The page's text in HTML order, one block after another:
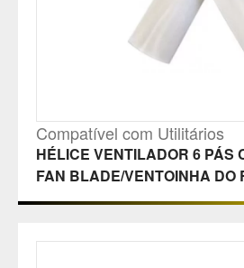
Compatível com Utilitários
HÉLICE VENTILADOR 6 PÁS
FAN BLADE/VENTOINHA DO